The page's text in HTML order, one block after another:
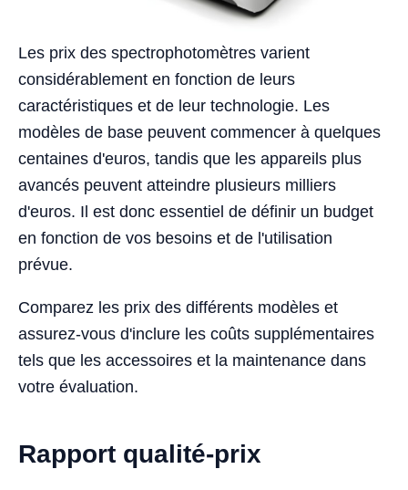
Les prix des spectrophotomètres varient
considérablement en fonction de leurs
caractéristiques et de leur technologie. Les
modèles de base peuvent commencer à quelques
centaines d'euros, tandis que les appareils plus
avancés peuvent atteindre plusieurs milliers
d'euros. Il est donc essentiel de définir un budget
en fonction de vos besoins et de l'utilisation
prévue.
Comparez les prix des différents modèles et
assurez-vous d'inclure les coûts supplémentaires
tels que les accessoires et la maintenance dans
votre évaluation.
Rapport qualité-prix